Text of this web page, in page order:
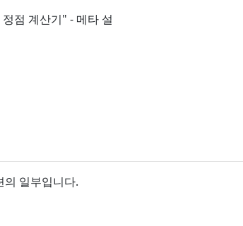
점 계산기" - 메타 설
의 일부입니다.